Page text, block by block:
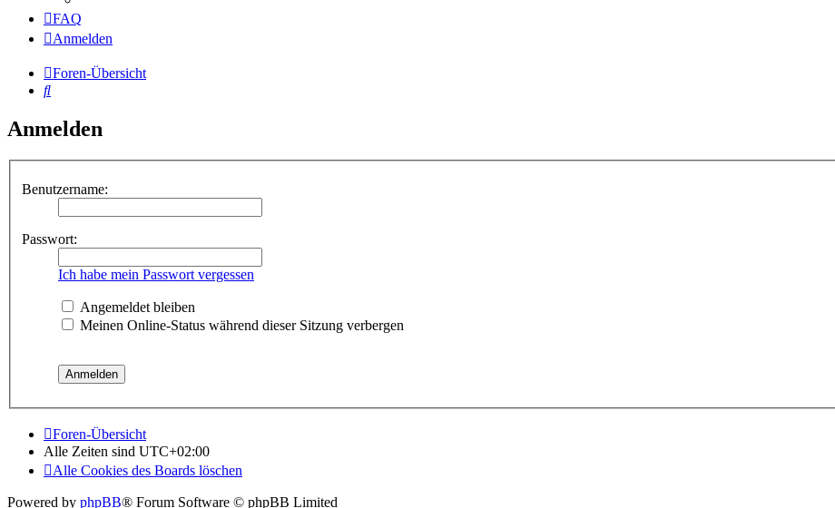
FAQ
Anmelden
Foren-Übersicht
Suche
Anmelden
Benutzername:
Passwort:
Ich habe mein Passwort vergessen
Angemeldet bleiben
Meinen Online-Status während dieser Sitzung verbergen
Foren-Übersicht
Alle Zeiten sind UTC+02:00
Alle Cookies des Boards löschen
Powered by phpBB® Forum Software © phpBB Limited